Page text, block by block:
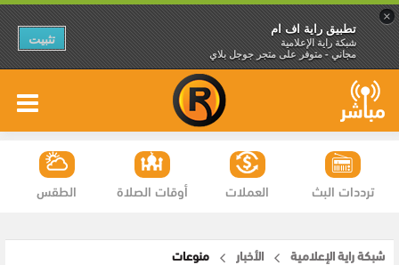
×
تطبيق راية اف ام
شبكة راية الإعلامية
مجاني - متوفر على متجر جوجل بلاي
تثبيت
الطقس أوقات الصلاة العملات ترددات البث
شبكة راية الإعلامية الأخبار منوعات